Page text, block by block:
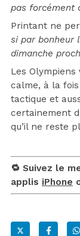
pas forcément
Printant ne
si par bonheur
dimanche
Les
calme, à la
tactique et
certainement
qu’il ne reste
🔁 Suivez le
applis iPhone